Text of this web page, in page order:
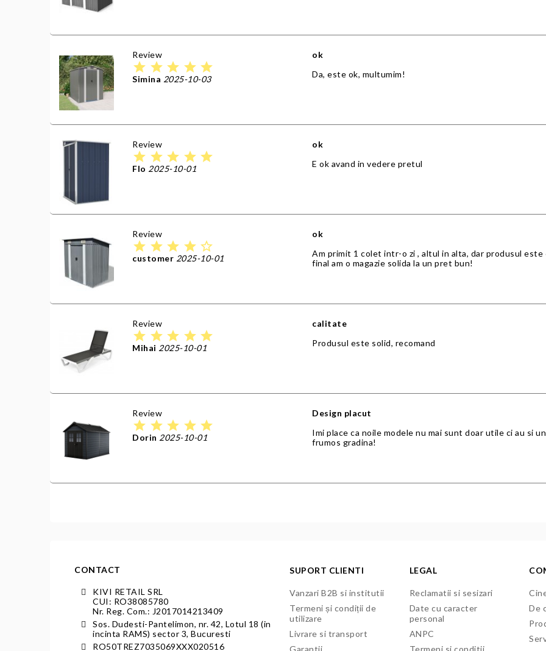
Review
star star star star star
Simina 2025-10-03
ok
Da, este ok, multumim!
Review
star star star star star
Flo 2025-10-01
ok
E ok avand in vedere pretul
Review
star star star star star_border
customer 2025-10-01
ok
Am primit 1 colet intr-o zi , altul in alta, dar produsul
final am o magazie solida la un pret bun!
Review
star star star star star
Mihai 2025-10-01
calitate
Produsul este solid, recomand
Review
star star star star star
Dorin 2025-10-01
Design placut
Imi place ca noile modele nu mai sunt doar utile ci au si
frumos gradina!
CONTACT
KIVI RETAIL SRL
CUI: RO38085780
Nr. Reg. Com.: J2017014213409
Sos. Dudesti-Pantelimon, nr. 42, Lotul 18 (in
incinta RAMS) sector 3, Bucuresti
RO50TREZ7035069XXX020516
SUPORT CLIENTI
Vanzari B2B si institutii
Termeni și condiții de
utilizare
Livrare si transport
Garantii
LEGAL
Reclamatii si sesizari
Date cu caracter
personal
ANPC
Termeni si conditii
De